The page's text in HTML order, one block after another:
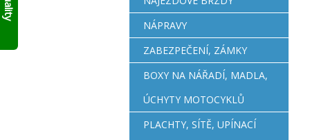
NÁPRAVY
ZABEZPEČENÍ, ZÁMKY
BOXY NA NÁŘADÍ, MADLA,
ÚCHYTY MOTOCYKLŮ
PLACHTY, SÍTĚ, UPÍNACÍ
Click
Up!
NA
SKLADOVÉ
V